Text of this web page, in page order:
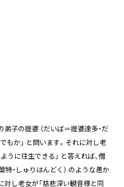
弟子の提婆 （だいば＝提婆達多・だ
もか」 と問います。それに対し老
うに往生できる」 と答えれば、僧
特・しゅりはんどく） のような愚か
対し老女が「慈悲深い観音様と同